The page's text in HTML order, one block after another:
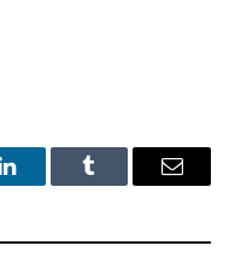
LinkedInTumblr Email